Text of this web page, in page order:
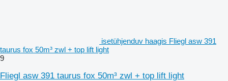
isetühjenduv haagis Fliegl asw 391
taurus fox 50m³ zwl + top lift light
9
Fliegl asw 391 taurus fox 50m³ zwl + top lift light